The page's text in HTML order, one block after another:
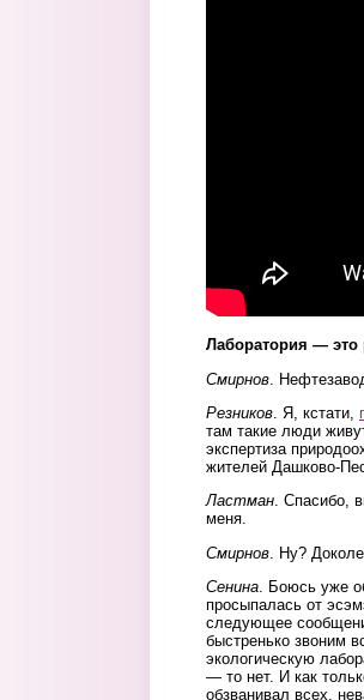
Лаборатория — это
Смирнов .
Резников . Я, кстати,
там такие люди
экспертиза
жителей Дашково-
Ластман. Спасибо,
меня.
Смирнов . Ну?
Сенина . Боюсь уже
просыпалась от
следующее
быстренько звоним
экологическую
— то нет. И как
обзванивал всех,